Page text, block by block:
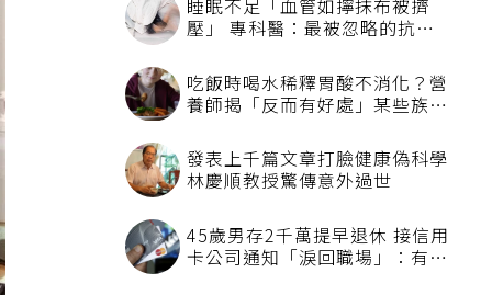
睡眠不足「血管如擰抹布被擠
壓」 專科醫：最被忽略的抗老
吃飯時喝水稀釋胃酸不消化？營
養師揭「反而有好處」某些族群
發表上千篇文章打臉健康偽科學
林慶順教授驚傳意外過世
45歲男存2千萬提早退休 接信用
卡公司通知「淚回職場」：有錢